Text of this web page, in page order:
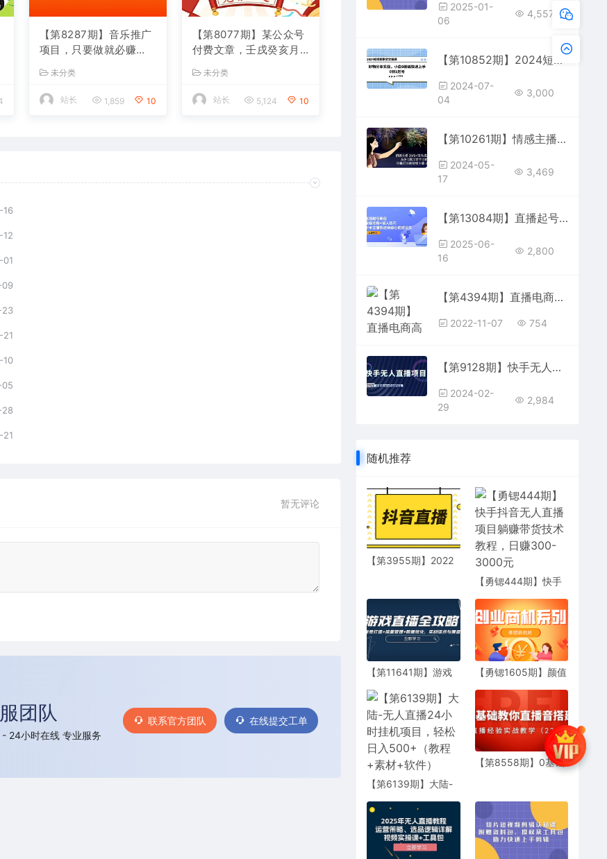
【第8287期】音乐推广
项目，只要做就必赚
脑操作，互联网小白的
项目
未分类
站长 1,859 10
【第8077期】某公众号
付费文章，壬戌癸亥月
好运
未分类
站长 5,124 10
01
09
23
21
10
21
暂无评论
团队
24小时在线 专业服务
联系官方团队 在线提交工单
2025-01-
06
4,557
【第10852期】2024短视频带货实操课，好物分享实战，小白0基础快速上手，0到1起号
2024-07-
04
3,000
【第10261期】情感主播 36技+镜头表现力：从0~1做月销千万的，年赚百万的情感主播-37节
2024-05-
17
3,469
【第13084期】直播起号课程：设备准备+留人技巧，新手主播快速突破心理建设关
2025-06-
16
2,800
【第4394期】直播电商高手成长之路：教你成为直播电商大师，玩转四大板块（25节）
2022-11-07 754
【第9128期】快手无人直播项目，外面卖1900的全新玩法
2024-02-
29
2,984
随机推荐
【第3955期】2022
料，看完不再恐播不
再迷茫
【勇锶444期】快手
赚带货技术教程，日
赚300-3000元
【第11641期】游戏
号打造+流量管理+数
据优化，实战话术与
复盘技巧
【勇锶1605期】颜值
堂课教你从0变身成
为超级带货网红博主
【第6139期】大陆-
项目，轻松日入500+
（教程+素材+软件）
【第8558期】0基础